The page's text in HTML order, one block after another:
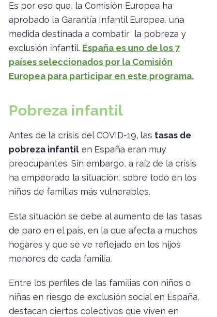
Es por eso que, la Comisión Europea ha
aprobado la Garantía Infantil Europea, una
medida destinada a combatir la pobreza y
exclusión infantil. España es uno de los 7
países seleccionados por la Comisión
Europea para participar en este programa.
Pobreza infantil
Antes de la crisis del COVID-19, las tasas de
pobreza infantil en España eran muy
preocupantes. Sin embargo, a raíz de la crisis
ha empeorado la situación, sobre todo en los
niños de familias más vulnerables.
Esta situación se debe al aumento de las tasas
de paro en el país, en la que afecta a muchos
hogares y que se ve reflejado en los hijos
menores de cada familia.
Entre los perfiles de las familias con niños o
niñas en riesgo de exclusión social en España,
destacan ciertos colectivos que viven en